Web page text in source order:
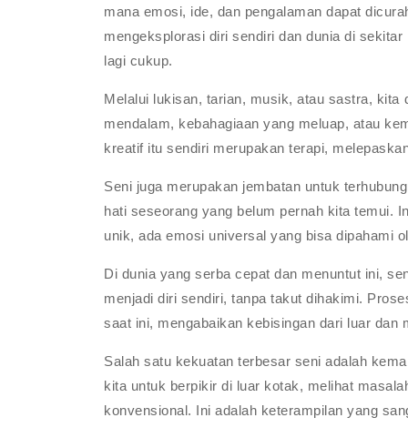
mana emosi, ide, dan pengalaman dapat
mengeksplorasi diri sendiri dan dunia di
lagi cukup.
Melalui lukisan, tarian, musik, atau sastra, kita
mendalam, kebahagiaan yang meluap, atau
kreatif itu sendiri merupakan terapi,
Seni juga merupakan jembatan untuk
hati seseorang yang belum pernah kita temui.
unik, ada emosi universal yang bisa dipahami
Di dunia yang serba cepat dan menuntut ini,
menjadi diri sendiri, tanpa takut dihakimi.
saat ini, mengabaikan kebisingan dari luar dan
Salah satu kekuatan terbesar seni adalah
kita untuk berpikir di luar kotak, melihat
konvensional. Ini adalah keterampilan yang